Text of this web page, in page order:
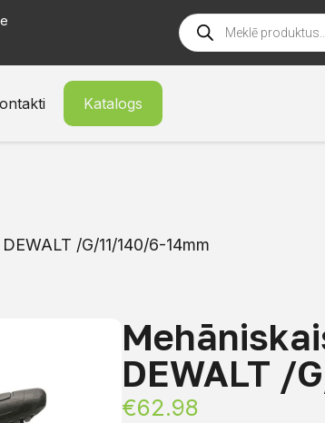
Katalogs
/G/11/140/6-14mm
DEWALT /
€62.98